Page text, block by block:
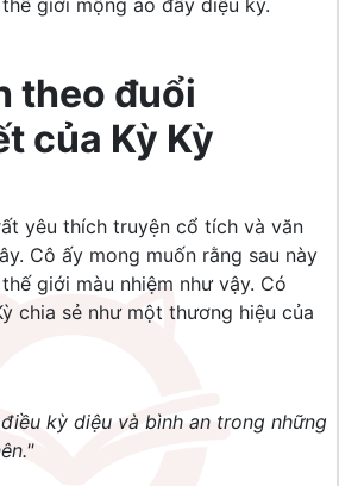
giới mộng ảo đầy diệu kỳ.
theo đuổi
của Kỳ Kỳ
yêu thích truyện cổ tích và văn
Cô ấy mong muốn rằng sau này
giới màu nhiệm như vậy. Có
chia sẻ như một thương hiệu của
kỳ diệu và bình an trong những